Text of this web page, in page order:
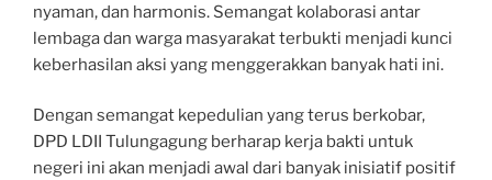
nyaman, dan harmonis. Semangat kolaborasi antar
lembaga dan warga masyarakat terbukti menjadi kunci
keberhasilan aksi yang menggerakkan banyak hati ini.
Dengan semangat kepedulian yang terus berkobar,
DPD LDII Tulungagung berharap kerja bakti untuk
negeri ini akan menjadi awal dari banyak inisiatif positif